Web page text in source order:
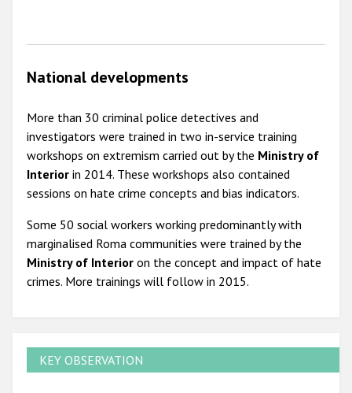
National developments
More than 30 criminal police detectives and
investigators were trained in two in-service training
workshops on extremism carried out by the Ministry of
Interior in 2014. These workshops also contained
sessions on hate crime concepts and bias indicators.
Some 50 social workers working predominantly with
marginalised Roma communities were trained by the
Ministry of Interior on the concept and impact of hate
crimes. More trainings will follow in 2015.
KEY OBSERVATION